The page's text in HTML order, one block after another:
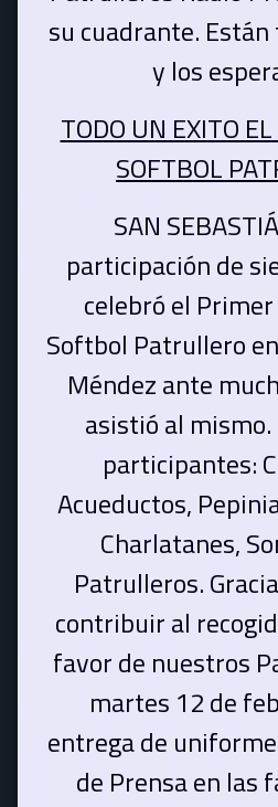
su cuadrante.
y los
TODO UN EXITO
SOFTBOL
SAN
participación de
celebró el
Softbol Patrullero
Méndez ante
asistió al
participantes:
Acueductos,
Charlatanes,
Patrulleros.
contribuir al
favor de nuestros
martes 12 de
entrega de
de Prensa en las